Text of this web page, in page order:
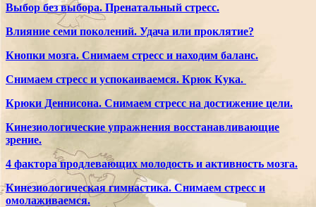
Выбор без выбора. Пренатальный стресс.
Влияние семи поколений. Удача или проклятие?
Кнопки мозга. Снимаем стресс и находим баланс.
Снимаем стресс и успокаиваемся. Крюк Кука.
Крюки Деннисона. Снимаем стресс на достижение цели.
Кинезиологические упражнения восстанавливающие
зрение.
4 фактора продлевающих молодость и активность мозга.
Кинезиологическая гимнастика. Снимаем стресс и
омолаживаемся.